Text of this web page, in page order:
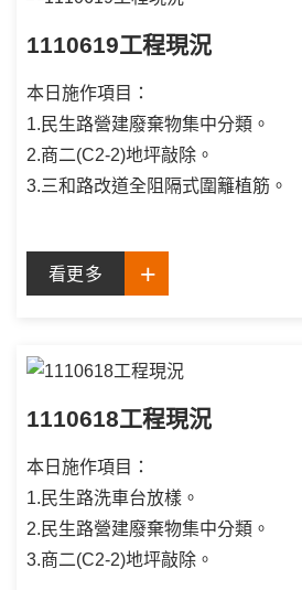
1110619工程現況
本日施作項目：
1.民生路營建廢棄物集中分類。
2.商二(C2-2)地坪敲除。
3.三和路改道全阻隔式圍籬植筋。
看更多
1110618工程現況
本日施作項目：
1.民生路洗車台放樣。
2.民生路營建廢棄物集中分類。
3.商二(C2-2)地坪敲除。